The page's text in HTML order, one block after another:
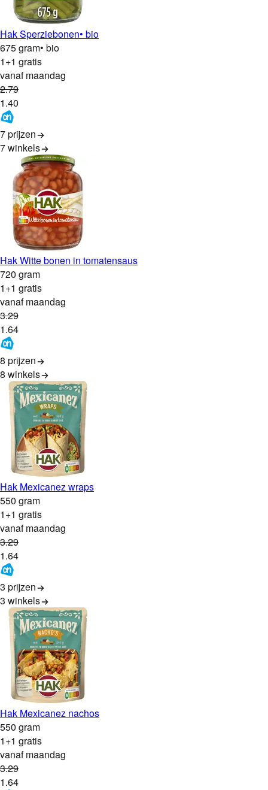
Hak Sperziebonen• bio
675 gram• bio
1+1 gratis
vanaf maandag
2.79
1.40
7 prijzen
7winkels
Hak Witte bonen in tomatensaus
720 gram
1+1 gratis
vanaf maandag
3.29
1.64
8 prijzen
8 winkels
Hak Mexicanez wraps
550 gram
1+1 gratis
vanaf maandag
3.29
1.64
3 prijzen
3 winkels
Hak Mexicanez nachos
550 gram
1+1 gratis
vanaf maandag
3.29
1.64